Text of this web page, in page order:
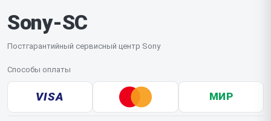
Sony-SC
Постгарантийный сервисный центр Sony
Способы оплаты
VISA МИР